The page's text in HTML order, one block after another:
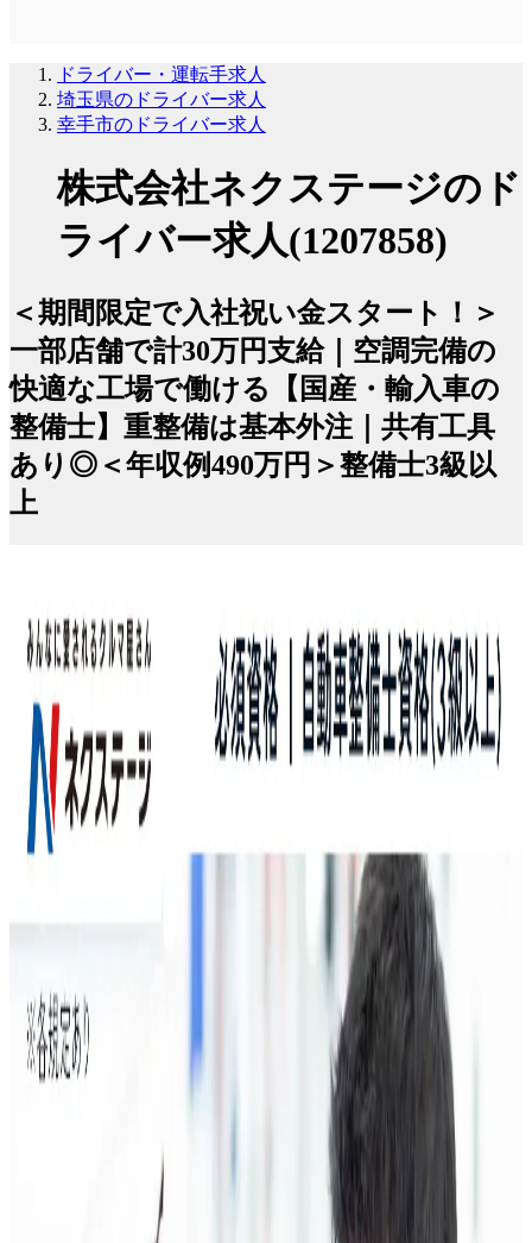
ドライバー・運転手求人
埼玉県のドライバー求人
幸手市のドライバー求人
株式会社ネクステージのド
ライバー求人(1207858)
＜期間限定で入社祝い金スタート！＞
一部店舗で計30万円支給｜空調完備の
快適な工場で働ける【国産・輸入車の
整備士】重整備は基本外注｜共有工具
あり◎＜年収例490万円＞整備士3級以
上